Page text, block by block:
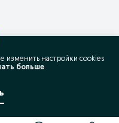
изменить настройки cookies
больше